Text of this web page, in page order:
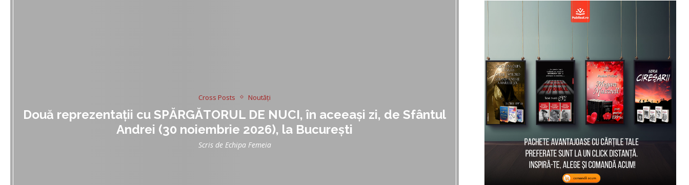
Cross Posts Noutăți
Două reprezentaţii cu SPĂRGĂTORUL DE NUCI, în aceeași zi, de Sfântul
Andrei (30 noiembrie 2026), la Bucureşti
Scris de Echipa Femeia